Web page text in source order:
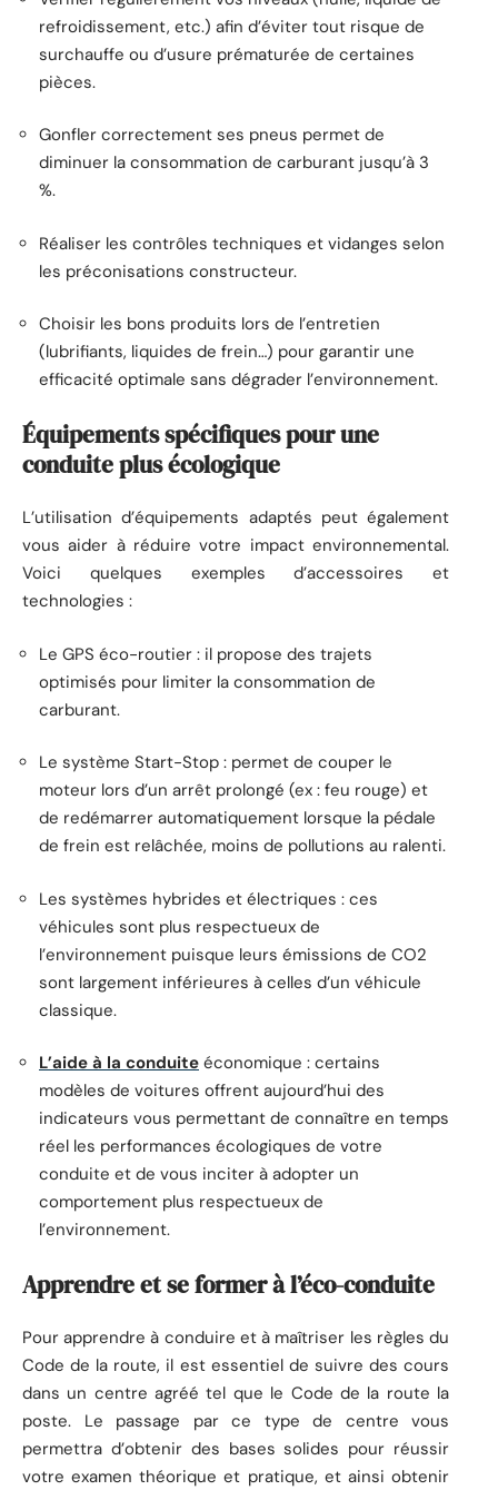
refroidissement, etc.) afin d’éviter tout risque de
surchauffe ou d’usure prématurée de certaines
pièces.
Gonfler correctement ses pneus permet de
diminuer la consommation de carburant jusqu’à 3
%.
Réaliser les contrôles techniques et vidanges selon
les préconisations constructeur.
Choisir les bons produits lors de l’entretien
(lubrifiants, liquides de frein…) pour garantir une
efficacité optimale sans dégrader l’environnement.
Équipements spécifiques pour une
conduite plus écologique
L’utilisation d’équipements adaptés peut également
vous aider à réduire votre impact environnemental.
Voici quelques exemples d’accessoires et
technologies :
Le GPS éco-routier : il propose des trajets
optimisés pour limiter la consommation de
carburant.
Le système Start-Stop : permet de couper le
moteur lors d’un arrêt prolongé (ex : feu rouge) et
de redémarrer automatiquement lorsque la pédale
de frein est relâchée, moins de pollutions au ralenti.
Les systèmes hybrides et électriques : ces
véhicules sont plus respectueux de
l’environnement puisque leurs émissions de CO2
sont largement inférieures à celles d’un véhicule
classique.
L’aide à la conduite économique : certains
modèles de voitures offrent aujourd’hui des
indicateurs vous permettant de connaître en temps
réel les performances écologiques de votre
conduite et de vous inciter à adopter un
comportement plus respectueux de
l’environnement.
Apprendre et se former à l’éco-conduite
Pour apprendre à conduire et à maîtriser les règles du
Code de la route, il est essentiel de suivre des cours
dans un centre agréé tel que le Code de la route la
poste. Le passage par ce type de centre vous
permettra d’obtenir des bases solides pour réussir
votre examen théorique et pratique, et ainsi obtenir